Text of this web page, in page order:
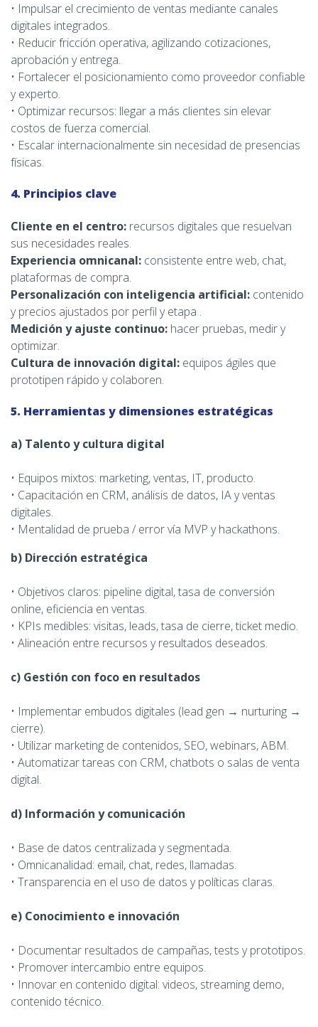
• Impulsar el crecimiento de ventas mediante canales
digitales integrados.
• Reducir fricción operativa, agilizando cotizaciones,
aprobación y entrega.
• Fortalecer el posicionamiento como proveedor confiable
y experto.
• Optimizar recursos: llegar a más clientes sin elevar
costos de fuerza comercial.
• Escalar internacionalmente sin necesidad de presencias
físicas.
4. Principios clave
Cliente en el centro: recursos digitales que resuelvan
sus necesidades reales.
Experiencia omnicanal: consistente entre web, chat,
plataformas de compra.
Personalización con inteligencia artificial: contenido
y precios ajustados por perfil y etapa .
Medición y ajuste continuo: hacer pruebas, medir y
optimizar.
Cultura de innovación digital: equipos ágiles que
prototipen rápido y colaboren.
5. Herramientas y dimensiones estratégicas
a) Talento y cultura digital
• Equipos mixtos: marketing, ventas, IT, producto.
• Capacitación en CRM, análisis de datos, IA y ventas
digitales.
• Mentalidad de prueba / error vía MVP y hackathons.
b) Dirección estratégica
• Objetivos claros: pipeline digital, tasa de conversión
online, eficiencia en ventas.
• KPIs medibles: visitas, leads, tasa de cierre, ticket medio.
• Alineación entre recursos y resultados deseados.
c) Gestión con foco en resultados
• Implementar embudos digitales (lead gen → nurturing →
cierre).
• Utilizar marketing de contenidos, SEO, webinars, ABM.
• Automatizar tareas con CRM, chatbots o salas de venta
digital.
d) Información y comunicación
• Base de datos centralizada y segmentada.
• Omnicanalidad: email, chat, redes, llamadas.
• Transparencia en el uso de datos y políticas claras.
e) Conocimiento e innovación
• Documentar resultados de campañas, tests y prototipos.
• Promover intercambio entre equipos.
• Innovar en contenido digital: videos, streaming demo,
contenido técnico.